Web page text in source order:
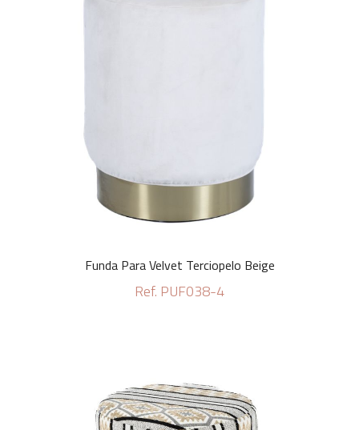
Funda Para Velvet Terciopelo Beige
Ref. PUF038-4